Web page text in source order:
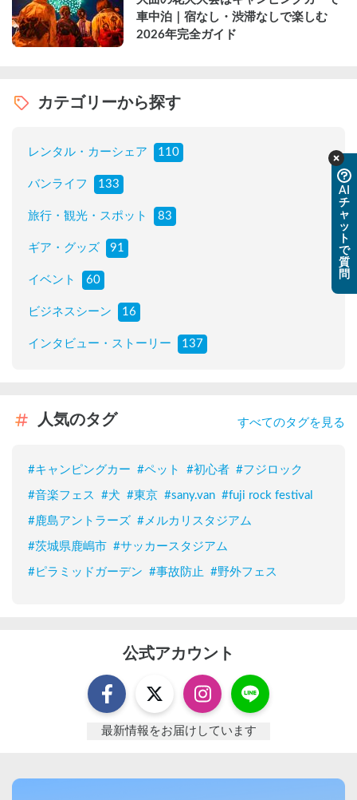
車中泊｜宿なし・渋滞なしで楽しむ
2026年完全ガイド
カテゴリーから探す
レンタル・カーシェア 110
バンライフ 133
旅行・観光・スポット 83
ギア・グッズ 91
イベント 60
ビジネスシーン 16
インタビュー・ストーリー 137
人気のタグ すべてのタグを見る
#キャンピングカー #ペット #初心者 #フジロック
#音楽フェス #犬 #東京 #sany.van #fuji rock festival
#鹿島アントラーズ #メルカリスタジアム
#茨城県鹿嶋市 #サッカースタジアム
#ピラミッドガーデン #事故防止 #野外フェス
公式アカウント
最新情報をお届けしています
AI
チ
ャ
ッ
ト
で
質
問